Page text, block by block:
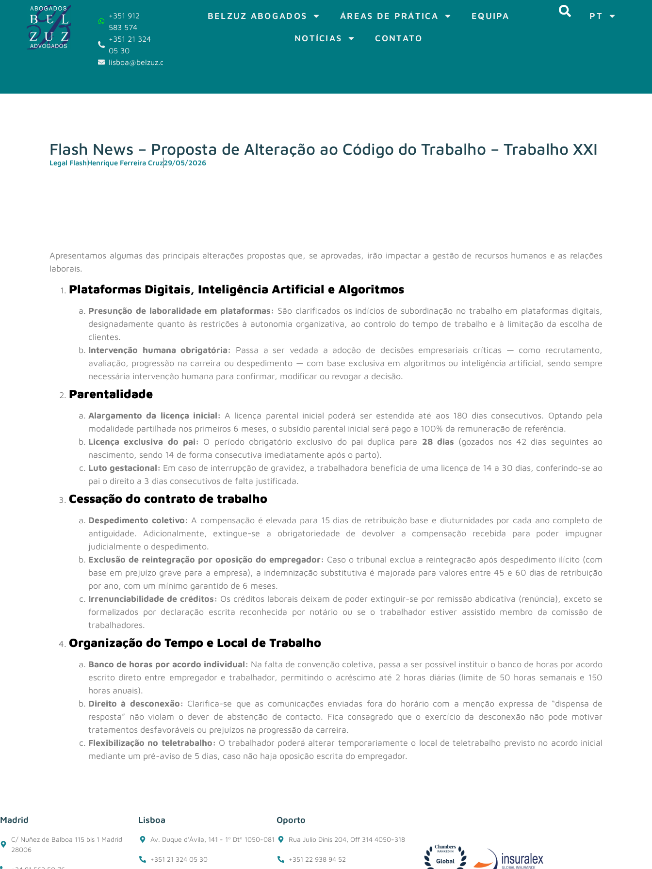
+351 912
583 574
+351 21 324
05 30
lisboa@belzuz.com
BELZUZ ABOGADOS ÁREAS DE PRÁTICA EQUIPA
NOTÍCIAS CONTATO
PT
Flash News – Proposta de Alteração ao Código do Trabalho – Trabalho XXI
Legal FlashHenrique Ferreira Cruz29/05/2026
Apresentamos algumas das principais alterações propostas que, se aprovadas, irão impactar a gestão de recursos humanos e as relações
laborais.
Plataformas Digitais, Inteligência Artificial e Algoritmos
Presunção de laboralidade em plataformas: São clarificados os indícios de subordinação no trabalho em plataformas digitais,
designadamente quanto às restrições à autonomia organizativa, ao controlo do tempo de trabalho e à limitação da escolha de
clientes.
Intervenção humana obrigatória:
Passa a ser vedada a adoção de decisões empresariais críticas — como recrutamento,
avaliação, progressão na carreira ou despedimento — com base exclusiva em algoritmos ou inteligência artificial, sendo sempre
necessária intervenção humana para confirmar, modificar ou revogar a decisão.
Parentalidade
Alargamento da licença inicial: A licença parental inicial poderá ser estendida até aos 180 dias consecutivos. Optando pela
modalidade partilhada nos primeiros 6 meses, o subsídio parental inicial será pago a 100% da remuneração de referência.
Licença exclusiva do pai: O período obrigatório exclusivo do pai duplica para 28 dias (gozados nos 42 dias seguintes ao
nascimento, sendo 14 de forma consecutiva imediatamente após o parto).
Luto gestacional: Em caso de interrupção de gravidez, a trabalhadora beneficia de uma licença de 14 a 30 dias, conferindo-se ao
pai o direito a 3 dias consecutivos de falta justificada.
Cessação do contrato de trabalho
Despedimento coletivo: A compensação é elevada para 15 dias de retribuição base e diuturnidades por cada ano completo de
antiguidade. Adicionalmente, extingue-se a obrigatoriedade de devolver a compensação recebida para poder impugnar
judicialmente o despedimento.
Exclusão de reintegração por oposição do empregador: Caso o tribunal exclua a reintegração após despedimento ilícito (com
base em prejuízo grave para a empresa), a indemnização substitutiva é majorada para valores entre 45 e 60 dias de retribuição
por ano, com um mínimo garantido de 6 meses.
Irrenunciabilidade de créditos: Os créditos laborais deixam de poder extinguir-se por remissão abdicativa (renúncia), exceto se
formalizados por declaração escrita reconhecida por notário ou se o trabalhador estiver assistido membro da comissão de
trabalhadores.
Organização do Tempo e Local de Trabalho
Banco de horas por acordo individual: Na falta de convenção coletiva, passa a ser possível instituir o banco de horas por acordo
escrito direto entre empregador e trabalhador, permitindo o acréscimo até 2 horas diárias (limite de 50 horas semanais e 150
horas anuais).
Direito à desconexão: Clarifica-se que as comunicações enviadas fora do horário com a menção expressa de “dispensa de
resposta” não violam o dever de abstenção de contacto. Fica consagrado que o exercício da desconexão não pode motivar
tratamentos desfavoráveis ou prejuízos na progressão da carreira.
Flexibilização no teletrabalho: O trabalhador poderá alterar temporariamente o local de teletrabalho previsto no acordo inicial
mediante um pré-aviso de 5 dias, caso não haja oposição escrita do empregador.
Madrid
C/ Nuñez de Balboa 115 bis 1 Madrid
28006
Lisboa
Av. Duque d'Ávila, 141 - 1º Dtº 1050-081
+351 21 324 05 30
Oporto
Rua Julio Dinis 204, Off 314 4050-318
+351 22 938 94 52